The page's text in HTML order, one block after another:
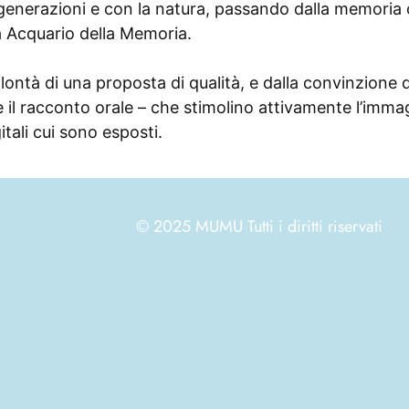
e con la natura, passando dalla
della Memoria.
di una proposta di qualità, e dalla convinzione
racconto orale – che stimolino attivamente
cui sono esposti.
© 2025 MUMU Tutti i diritti riservati